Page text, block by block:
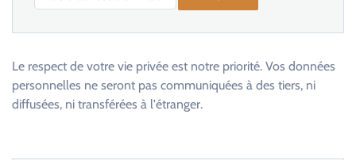
Le respect de votre vie privée est notre priorité. Vos données
personnelles ne seront pas communiquées à des tiers, ni
diffusées, ni transférées à l'étranger.